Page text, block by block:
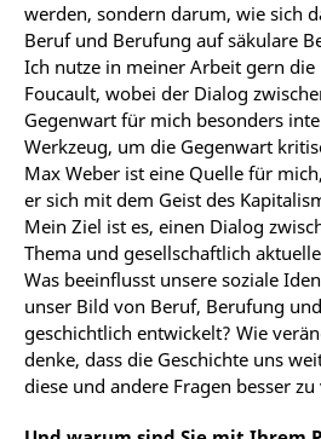
werden, sondern darum, wie sich
Beruf und Berufung auf säkulare
Ich nutze in meiner Arbeit gern
Foucault, wobei der Dialog
Gegenwart für mich besonders
Werkzeug, um die Gegenwart
Max Weber ist eine Quelle für
er sich mit dem Geist des
Mein Ziel ist es, einen Dialog
Thema und gesellschaftlich
Was beeinflusst unsere soziale
unser Bild von Beruf, Berufung
geschichtlich entwickelt? Wie
denke, dass die Geschichte uns
diese und andere Fragen besser zu